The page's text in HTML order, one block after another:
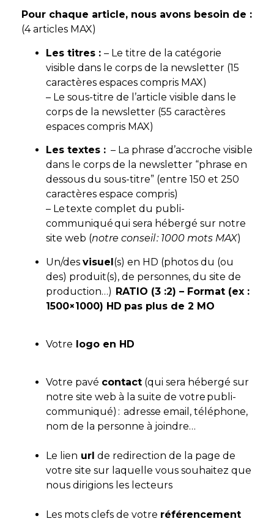
Pour chaque article, nous avons besoin de :
(4 articles MAX)
Les titres : – Le titre de la catégorie
visible dans le corps de la newsletter (15
caractères espaces compris MAX)
– Le sous-titre de l’article visible dans le
corps de la newsletter (55 caractères
espaces compris MAX)
Les textes : – La phrase d’accroche visible
dans le corps de la newsletter “phrase en
dessous du sous-titre” (entre 150 et 250
caractères espace compris)
– Le texte complet du publi-
communiqué qui sera hébergé sur notre
site web (notre conseil : 1000 mots MAX)
Un/des visuel(s) en HD (photos du (ou
des) produit(s), de personnes, du site de
production…) RATIO (3 :2) – Format (ex :
1500×1000) HD pas plus de 2 MO
Votre logo en HD
Votre pavé contact (qui sera hébergé sur
notre site web à la suite de votre publi-
communiqué) : adresse email, téléphone,
nom de la personne à joindre…
Le lien url de redirection de la page de
votre site sur laquelle vous souhaitez que
nous dirigions les lecteurs
Les mots clefs de votre référencement